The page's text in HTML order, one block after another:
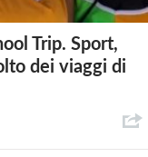
Trip. Sport,
dei viaggi di